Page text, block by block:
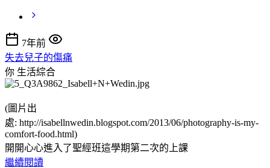
7年前
失去兒子的傷痛
你 生活綜合
(圖片出
處: http://isabellnwedin.blogspot.com/2013/06/photography-is-my-
comfort-food.html)
開開心心進入了聖經班這學期第二次的上課
繼續閱讀